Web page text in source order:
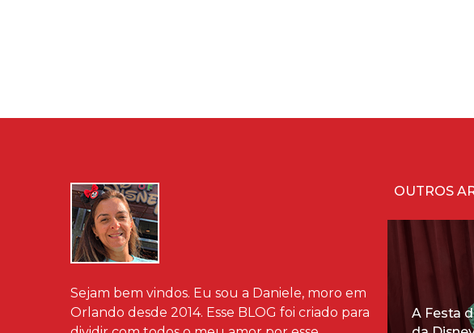
Sejam bem vindos. Eu sou a Daniele, moro em
Orlando desde 2014. Esse BLOG foi criado para
OUTROS
A Festa